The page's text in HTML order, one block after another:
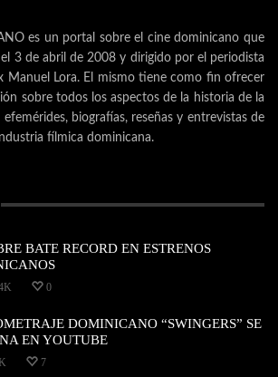
es un portal sobre el cine dominicano que
3 de abril de 2008 y dirigido por el periodista
Manuel Lora. El mismo tiene como fin ofrecer
sobre todos los aspectos de la historia de la
biografías, reseñas y entrevistas de
fílmica dominicana.
BATE RECORD EN ESTRENOS
0
DOMINICANO “SWINGERS” SE
EN YOUTUBE
7